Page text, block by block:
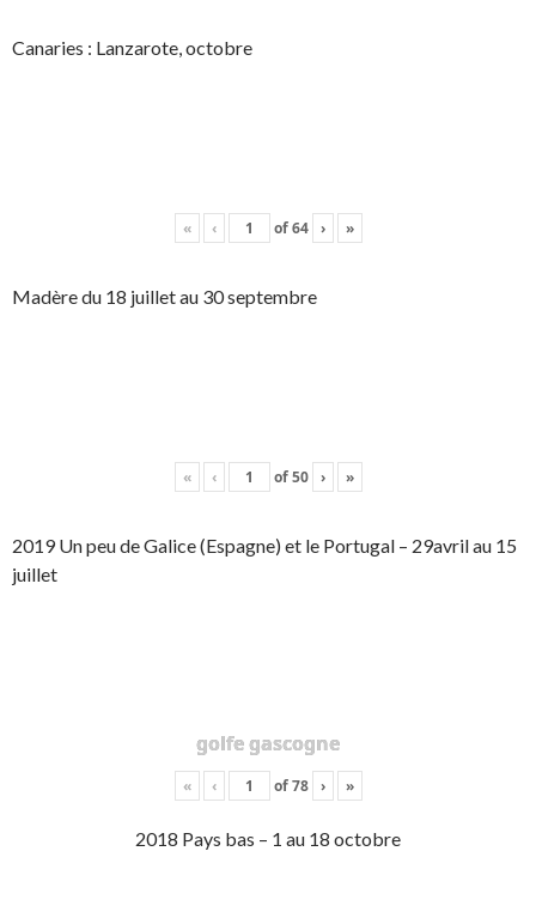
Canaries : Lanzarote, octobre
« ‹ of64 › »
Madère du 18 juillet au 30 septembre
« ‹ of50 › »
2019 Un peu de Galice (Espagne) et le Portugal – 29avril au 15
juillet
golfe gascogne
« ‹ of78 › »
2018 Pays bas – 1 au 18 octobre